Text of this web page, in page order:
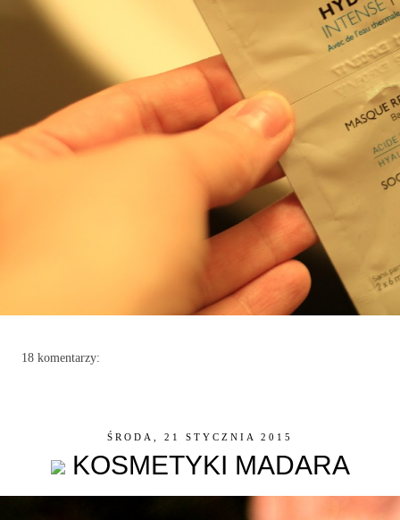
18 komentarzy:
ŚRODA, 21 STYCZNIA 2015
KOSMETYKI MADARA